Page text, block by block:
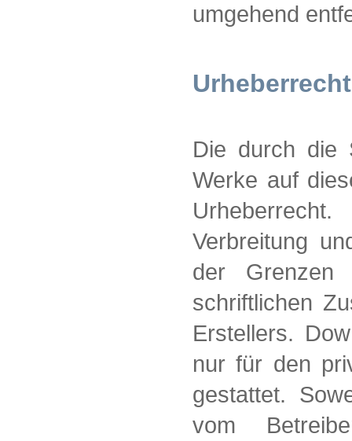
umgehend
Urheberrecht
Die durch die
Werke auf
Verbreitung
der Grenzen
schriftlichen
Erstellers.
nur für den
gestattet.
vom